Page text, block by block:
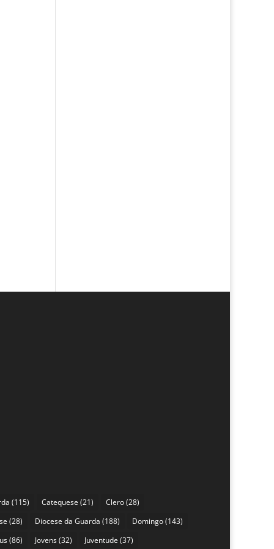
(115) Catequese (21) Clero(28)
(28) Diocese da Guarda (188) Domingo(143)
(86) Jovens(32) Juventude (37)